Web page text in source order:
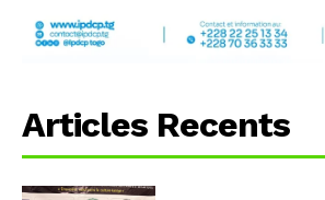
Articles Recents